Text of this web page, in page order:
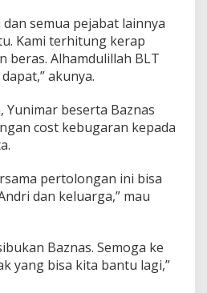
semua pejabat lainnya
Kami terhitung kerap
beras. Alhamdulillah BLT
akunya.
Yunimar beserta Baznas
cost kebugaran kepada
pertolongan ini bisa
dan keluarga,” mau
Baznas. Semoga ke
yang bisa kita bantu lagi,”